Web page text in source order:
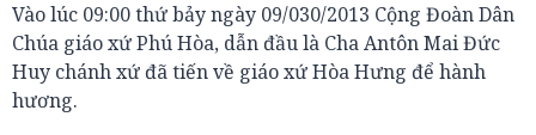
Vào lúc 09:00 thứ bảy ngày 09/030/2013 Cộng Đoàn Dân
Chúa giáo xứ Phú Hòa, dẫn đầu là Cha Antôn Mai Đức
Huy chánh xứ đã tiến về giáo xứ Hòa Hưng để hành
hương.